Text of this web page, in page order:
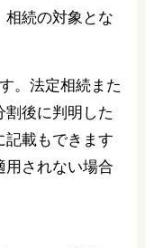
相続の対象とな
。法定相続また
割後に判明した
記載もできます
用されない場合